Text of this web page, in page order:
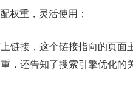
权重，灵活使用；
链接，这个链接指向的页面
，还告知了搜索引擎优化的